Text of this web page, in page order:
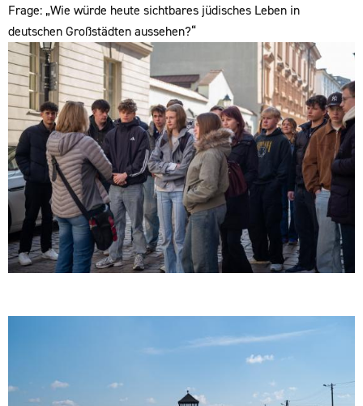
Frage: „Wie würde heute sichtbares jüdisches Leben in
deutschen Großstädten aussehen?“